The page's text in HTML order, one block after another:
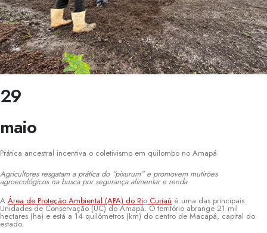
29
maio
Prática ancestral incentiva o coletivismo em quilombo no Amapá
Agricultores resgatam a prática do “pixurum” e promovem mutirões
agroecológicos na busca por segurança alimentar e renda
A Área de Proteção Ambiental (APA) do Rio Curiaú é uma das principais
Unidades de Conservação (UC) do Amapá. O território abrange 21 mil
hectares (ha) e está a 14 quilômetros (km) do centro de Macapá, capital do
estado.